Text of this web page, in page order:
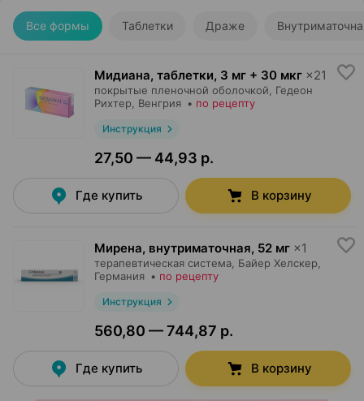
Все формы Таблетки Драже
Мидиана, таблетки, 3 мг + 30 мкг ×21
покрытые пленочной оболочкой,
Гедеон
Рихтер , Венгрия • по рецепту
Инструкция
27,50 — 44,93 р.
Где купить В корзину
Мирена, внутриматочная, 52 мг ×1
терапевтическая система, Байер Хелскер
Германия • по рецепту
Инструкция
560,80 — 744,87 р.
Где купить В корзину